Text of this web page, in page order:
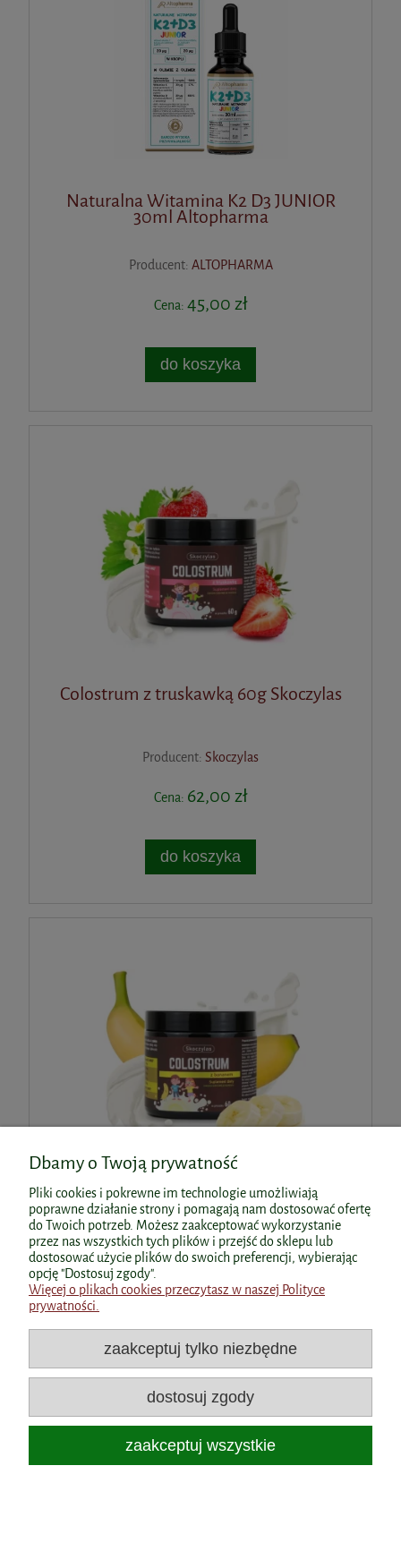
Naturalna Witamina K2 D3 JUNIOR
30ml Altopharma
Producent: ALTOPHARMA
Cena: 45,00 zł
do koszyka
Colostrum z truskawką 60g Skoczylas
Producent: Skoczylas
Cena: 62,00 zł
do koszyka
Colostrum z bananem 60g Skoczylas
Producent:Skoczylas
Cena:59,00 zł
do koszyka
« 1 2 »
Dbamy o Twoją prywatność
Pliki cookies i pokrewne im technologie umożliwiają
poprawne działanie strony i pomagają nam dostosować ofertę
do Twoich potrzeb. Możesz zaakceptować wykorzystanie
przez nas wszystkich tych plików i przejść do sklepu lub
dostosować użycie plików do swoich preferencji, wybierając
opcję "Dostosuj zgody".
Więcej o plikach cookies przeczytasz w naszej Polityce
prywatności.
zaakceptuj tylko niezbędne
dostosuj zgody
zaakceptuj wszystkie